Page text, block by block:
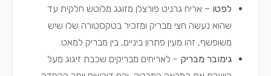
לפטו – אריח גרניט פורצלן מזוגג מלוטש חלקית עד
שהוא נעשה חצי מבריק ומזכיר בטקסטורה שלו שיש
משופשף, זהו מעין פתרון ביניים, בין מבריק למאט.
גימובר מבריק - לאריחים מבריקים שכבת זיגוג מעל